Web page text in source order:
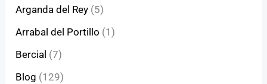
Arganda del Rey (5)
Arrabal del Portillo (1)
Bercial (7)
Blog (129)